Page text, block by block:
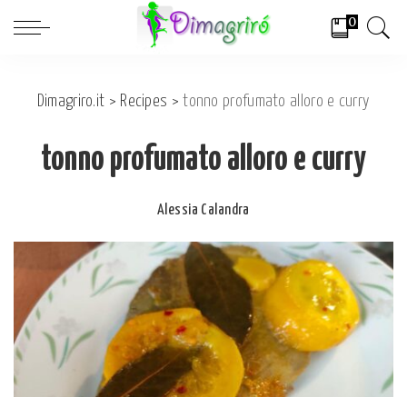
0
Dimagriro.it > Recipes >tonno profumato alloro e curry
tonno profumato alloro e curry
Posted
Alessia Calandra